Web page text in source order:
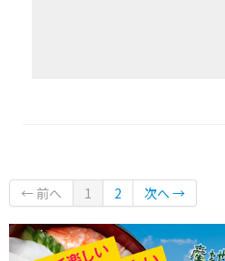
← 前へ 1 2 次へ →